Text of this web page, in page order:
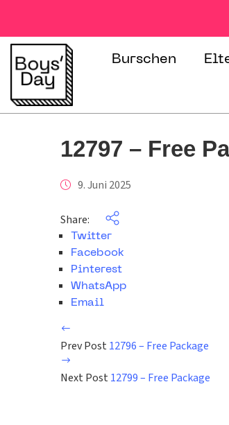
Burschen
12797 – Free
9. Juni 2025
Share:
Twitter
Facebook
Pinterest
WhatsApp
Email
Prev Post 12796 – Free Package
Next Post 12799 – Free Package